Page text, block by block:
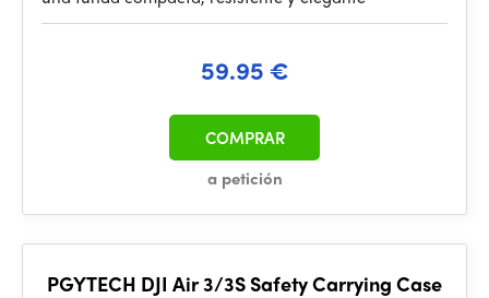
59.95 €
a petición
COMPRAR
PGYTECH DJI Air 3/3S Safety Carrying Case